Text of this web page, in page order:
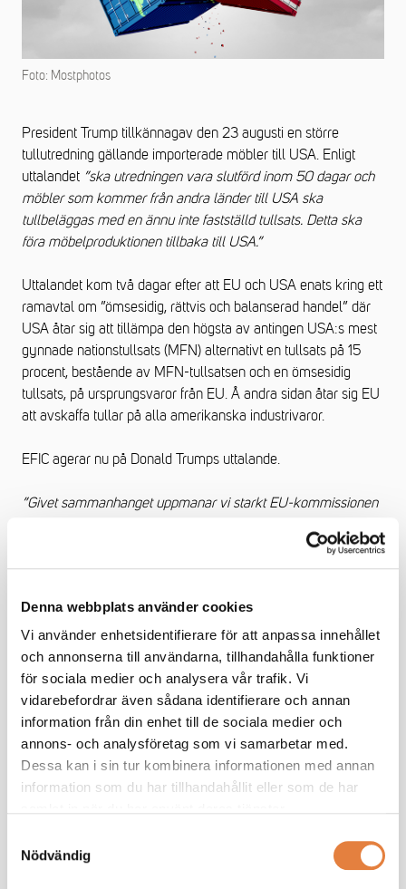
Denna webbplats använder cookies
Vi använder enhetsidentifierare för att anpassa innehållet
och annonserna till användarna, tillhandahålla funktioner
för sociala medier och analysera vår trafik. Vi
vidarebefordrar även sådana identifierare och annan
information från din enhet till de sociala medier och
annons- och analysföretag som vi samarbetar med.
Dessa kan i sin tur kombinera informationen med annan
information som du har tillhandahållit eller som de har
Nödvändig
Foto: Mostphotos
President Trump tillkännagav den 23 augusti en större
tullutredning gällande importerade möbler till USA. Enligt
uttalandet ”ska utredningen vara slutförd inom 50 dagar och
möbler som kommer från andra länder till USA ska
tullbeläggas med en ännu inte fastställd tullsats. Detta ska
föra möbelproduktionen tillbaka till USA.”
Uttalandet kom två dagar efter att EU och USA enats kring ett
ramavtal om ”ömsesidig, rättvis och balanserad handel” där
USA åtar sig att tillämpa den högsta av antingen USA:s mest
gynnade nationstullsats (MFN) alternativt en tullsats på 15
procent, bestående av MFN-tullsatsen och en ömsesidig
tullsats, på ursprungsvaror från EU. Å andra sidan åtar sig EU
att avskaffa tullar på alla amerikanska industrivaror.
EFIC agerar nu på Donald Trumps uttalande.
”Givet sammanhanget uppmanar vi starkt EU-kommissionen
höjning av tullarna jämfört med det ramavtal som USA
tillämpar på EU:s möbelexport samt att skydda europeiska
Dessutom lyfter EFIC den pågående frågan om EU:s
klimattull (CBAM) och att möbelprodukter, som anses vara en
s k derivatprodukt av stål och aluminium (produkter längre
fram i värdekedjan), drabbas av ännu högre tullar vid export
till USA.
”Därför uppmanar vi även EU- kommissionen att förhandla
fram förmånligare villkor som leder till lägre tullar för dessa
– Företag behöver tydliga förutsättningar och det är aldrig bra